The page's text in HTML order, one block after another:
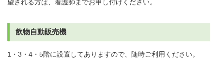
望される方は、看護師までお申し付けください。
飲物自動販売機
1・3・4・5階に設置してありますので、随時ご利用ください。